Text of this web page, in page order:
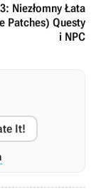
Niezłomny Łata
Patches) Questy
i NPC
It!